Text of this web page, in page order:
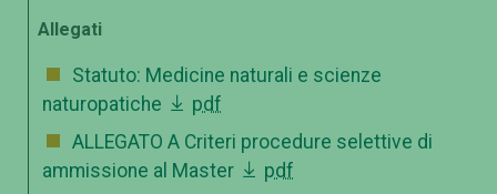
Allegati
Statuto: Medicine naturali e scienze
naturopatiche
pdf
ALLEGATO A Criteri procedure selettive di
ammissione al Master
pdf